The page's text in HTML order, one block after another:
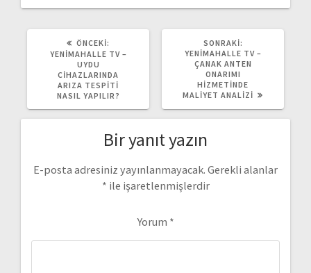
ÖNCEKI:
YAZI:
YENIMAHALLE TV –
UYDU
CIHAZLARINDA
ARIZA TESPITI
NASIL YAPILIR?
SONRAKI:
YAZI:
YENIMAHALLE TV –
ÇANAK ANTEN
ONARIMI
HIZMETINDE
MALIYET ANALIZI
Bir yanıt yazın
E-posta adresiniz yayınlanmayacak. Gerekli alanlar
* ile işaretlenmişlerdir
Yorum *